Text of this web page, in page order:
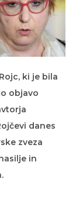
objavo
danes
zveza
in